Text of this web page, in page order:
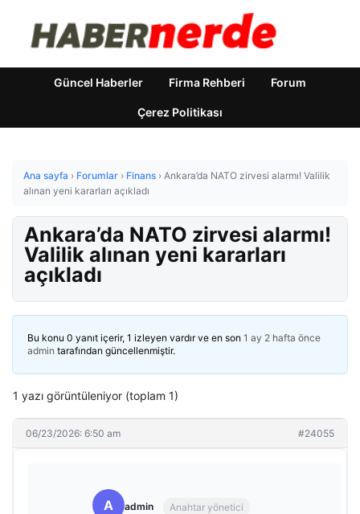
Güncel Haberler Firma Rehberi Forum
Çerez Politikası
Ana sayfa › Forumlar › Finans › Ankara’da NATO zirvesi alarmı! Valilik
alınan yeni kararları açıkladı
Ankara’da NATO zirvesi alarmı!
Valilik alınan yeni kararları
açıkladı
Bu konu 0 yanıt içerir, 1 izleyen vardır ve en son 1 ay 2 hafta önce
admin tarafından güncellenmiştir.
1 yazı görüntüleniyor (toplam 1)
06/23/2026: 6:50 am #24055
A admin Anahtar yönetici